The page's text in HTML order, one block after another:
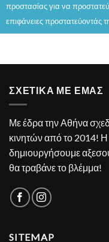
προστασίας για να
επιφάνειες προστατεύοντάς
ΣΧΕΤΙΚΑ ΜΕ ΕΜΑΣ
Με έδρα την Αθήνα
κινητών από το 2014!
δημιουργήσουμε
θα τραβάνε το βλέμμα!
SITEMAP